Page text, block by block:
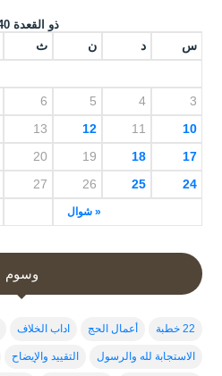
ذو القعدة 1440
س د ن ث
« شوال
3
4
5
6
10
11
12
13
17
18
19
20
24
25
26
27
وسوم
22 خطبة أعمال الحج اداب الخلاف
الاستجابة لله والرسول التقييد والإيضاح